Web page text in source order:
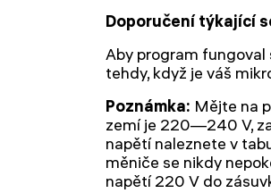
Doporučení týkající
Aby program fungoval
tehdy, když je váš
Poznámka: Mějte na
zemí je 220—240 V,
napětí naleznete v
měniče se nikdy
napětí 220 V do